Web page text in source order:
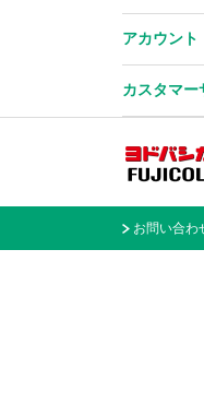
アカウント
カスタマー
お問い合わ